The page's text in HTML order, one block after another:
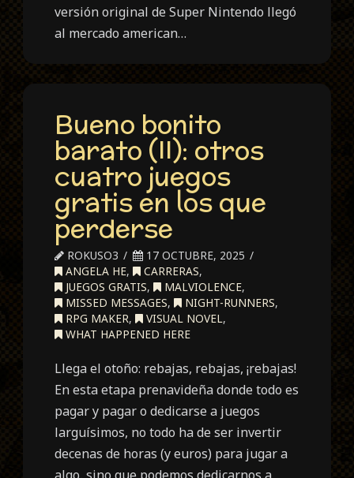
versión original de Super Nintendo llegó
al mercado american…
Bueno bonito
barato (II): otros
cuatro juegos
gratis en los que
perderse
ROKUSO3
17 OCTUBRE, 2025
ANGELA HE, CARRERAS,
JUEGOS GRATIS, MALVIOLENCE,
MISSED MESSAGES, NIGHT-RUNNERS,
RPG MAKER, VISUAL NOVEL,
WHAT HAPPENED HERE
Llega el otoño: rebajas, rebajas, ¡rebajas!
En esta etapa prenavideña donde todo es
pagar y pagar o dedicarse a juegos
larguísimos, no todo ha de ser invertir
decenas de horas (y euros) para jugar a